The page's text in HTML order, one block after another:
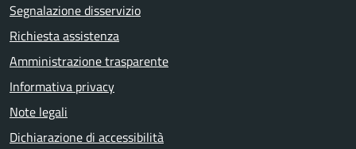
Segnalazione disservizio
Richiesta assistenza
Amministrazione trasparente
Informativa privacy
Note legali
Dichiarazione di accessibilità